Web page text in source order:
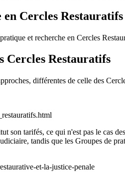
Cercles Restauratifs
et recherche en Cercles
Cercles Restauratifs
différentes de celle des
son tarifés, ce qui n'est pas le cas des
tandis que les Groupes de
et-la-justice-penale